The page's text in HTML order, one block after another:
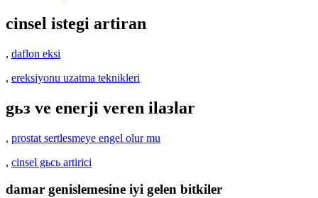
cinsel istegi artiran
, daflon eksi
, ereksiyonu uzatma teknikleri
gьз ve enerji veren ilaзlar
, prostat sertlesmeye engel olur mu
, cinsel gьcь artirici
damar genislemesine iyi gelen bitkiler